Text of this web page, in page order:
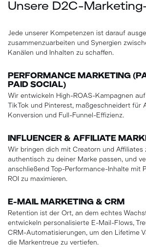
Unsere D2C-
Jede unserer Kompetenzen ist darauf
zusammenzuarbeiten und Synergien
Kanälen und Inhalten zu schaffen.
PERFORMANCE MARKETING
PAID SOCIAL)
Wir entwickeln High-ROAS-Kampagnen
TikTok und Pinterest, maßgeschneidert für
Konversion und Full-Funnel-Effizienz.
INFLUENCER & AFFILIATE
Wir bringen dich mit Creatorn und Affiliates
authentisch zu deiner Marke passen, und
anschließend Top-Performance-Inhalte mit
ROI zu maximieren.
E-MAIL MARKETING & CRM
Retention ist der Ort, an dem echtes
entwickeln personalisierte E-Mail-Flows,
CRM-Automatisierungen, um den Lifetime
die Markentreue zu vertiefen.